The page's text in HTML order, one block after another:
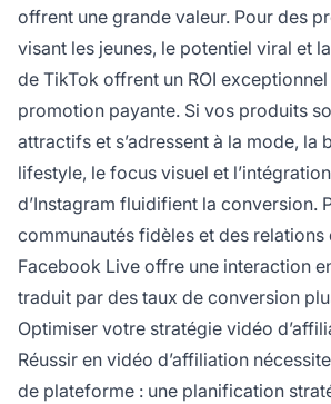
offrent une grande valeur. Pour des
visant les jeunes, le potentiel viral et
de TikTok offrent un ROI
promotion payante. Si vos produits
attractifs et s’adressent à la mode, la
lifestyle, le focus visuel et
d’Instagram fluidifient la conversion.
communautés fidèles et des relations
Facebook Live offre une interaction
traduit par des taux de conversion
Optimiser votre stratégie vidéo
Réussir en vidéo d’affiliation
de plateforme : une planification